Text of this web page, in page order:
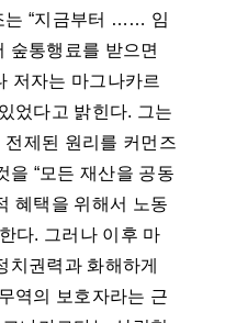
는 “지금부터 …… 임
숲통행료를 받으면
저자는 마그나카르
었다고 밝힌다. 그는
제된 원리를 커먼즈
을 “모든 재산을 공동
혜택을 위해서 노동
다. 그러나 이후 마
치권력과 화해하게
역의 보호자라는 근